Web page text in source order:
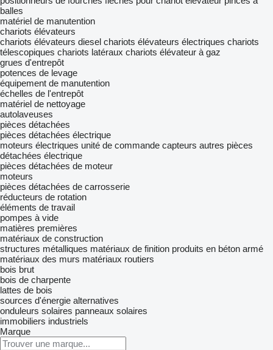
balles
matériel de manutention
chariots élévateurs
chariots élévateurs diesel chariots élévateurs électriques chariots
télescopiques chariots latéraux chariots élévateur à gaz
grues d'entrepôt
potences de levage
équipement de manutention
échelles de l'entrepôt
matériel de nettoyage
autolaveuses
pièces détachées
pièces détachées électrique
moteurs électriques unité de commande capteurs autres pièces
détachées électrique
pièces détachées de moteur
moteurs
pièces détachées de carrosserie
réducteurs de rotation
éléments de travail
pompes à vide
matières premières
matériaux de construction
structures métalliques matériaux de finition produits en béton armé
matériaux des murs matériaux routiers
bois brut
bois de charpente
lattes de bois
sources d'énergie alternatives
onduleurs solaires panneaux solaires
immobiliers industriels
Marque